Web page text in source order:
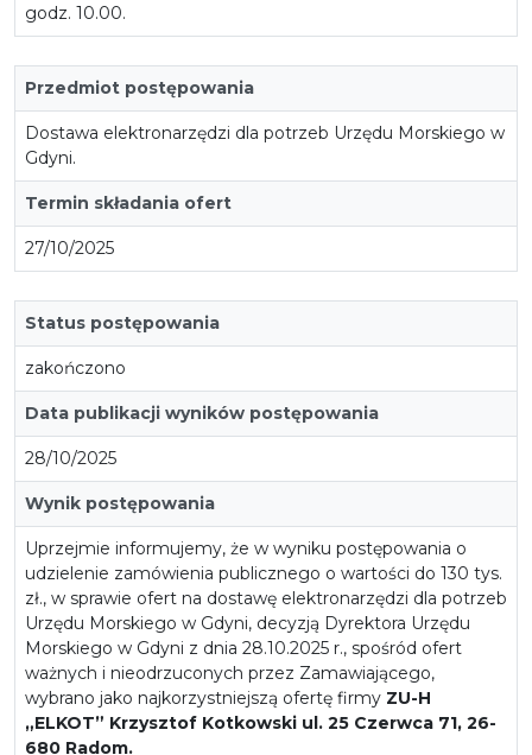
godz. 10.00.
Przedmiot postępowania
Dostawa elektronarzędzi dla potrzeb Urzędu Morskiego w
Gdyni.
Termin składania ofert
27/10/2025
Status postępowania
zakończono
Data publikacji wyników postępowania
28/10/2025
Wynik postępowania
Uprzejmie informujemy, że w wyniku postępowania o
udzielenie zamówienia publicznego o wartości do 130 tys.
zł., w sprawie ofert na dostawę elektronarzędzi dla potrzeb
Urzędu Morskiego w Gdyni, decyzją Dyrektora Urzędu
Morskiego w Gdyni z dnia 28.10.2025 r., spośród ofert
ważnych i nieodrzuconych przez Zamawiającego,
wybrano jako najkorzystniejszą ofertę firmy ZU-H
„ELKOT” Krzysztof Kotkowski ul. 25 Czerwca 71, 26-
680 Radom.